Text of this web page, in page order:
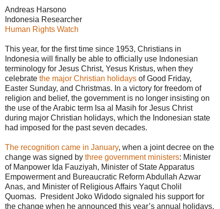
Andreas Harsono
Indonesia Researcher
Human Rights Watch
This year, for the first time since 1953, Christians in
Indonesia will finally be able to officially use Indonesian
terminology for Jesus Christ, Yesus Kristus, when they
celebrate the major Christian holidays of Good Friday,
Easter Sunday, and Christmas. In a victory for freedom of
religion and belief, the government is no longer insisting on
the use of the Arabic term Isa al Masih for Jesus Christ
during major Christian holidays, which the Indonesian state
had imposed for the past seven decades.
The recognition came in January, when a joint decree on the
change was signed by three government ministers: Minister
of Manpower Ida Fauziyah, Minister of State Apparatus
Empowerment and Bureaucratic Reform Abdullah Azwar
Anas, and Minister of Religious Affairs Yaqut Cholil
Quomas. President Joko Widodo signaled his support for
the change when he announced this year’s annual holidays,